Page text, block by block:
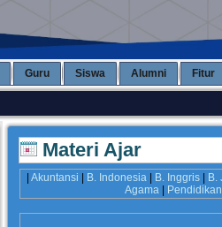
Guru Siswa Alumni Fitur
Materi Ajar
Akuntansi B. Indonesia B. Inggris B.
Agama|